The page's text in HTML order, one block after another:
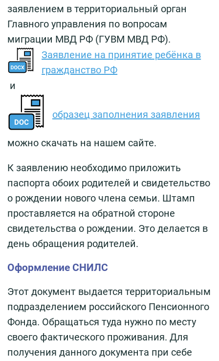
заявлением в территориальный орган
Главного управления по вопросам
миграции МВД РФ (ГУВМ МВД РФ).
Заявление на принятие ребёнка в
гражданство РФ
и
образец заполнения заявления
можно скачать на нашем сайте.
К заявлению необходимо приложить
паспорта обоих родителей и свидетельство
о рождении нового члена семьи. Штамп
проставляется на обратной стороне
свидетельства о рождении. Это делается в
день обращения родителей.
Оформление СНИЛС
Этот документ выдается территориальным
подразделением российского Пенсионного
Фонда. Обращаться туда нужно по месту
своего фактического проживания. Для
получения данного документа при себе